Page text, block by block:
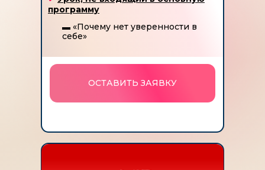
▬ «Почему нет уверенности в
себе»
программу
ОСТАВИТЬ ЗАЯВКУ